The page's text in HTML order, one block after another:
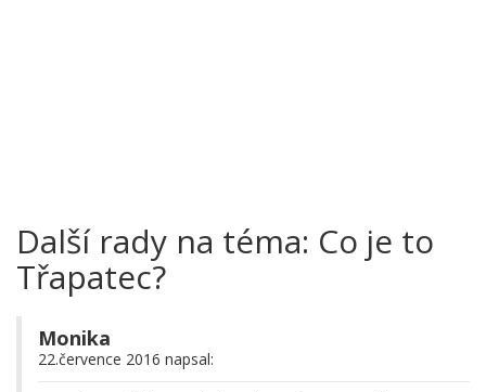
Další rady na téma: Co je to
Třapatec?
Monika
22.července 2016 napsal: